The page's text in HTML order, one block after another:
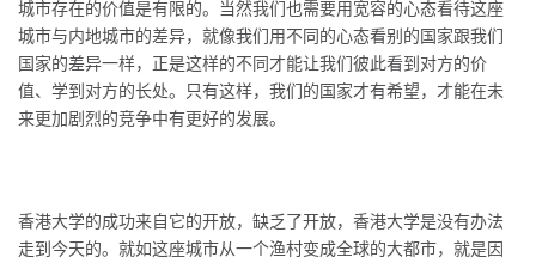
城市存在的价值是有限的。当然我们也需要用宽容的心态看待这座
城市与内地城市的差异，就像我们用不同的心态看别的国家跟我们
国家的差异一样，正是这样的不同才能让我们彼此看到对方的价
值、学到对方的长处。只有这样，我们的国家才有希望，才能在未
来更加剧烈的竞争中有更好的发展。
香港大学的成功来自它的开放，缺乏了开放，香港大学是没有办法
走到今天的。就如这座城市从一个渔村变成全球的大都市，就是因